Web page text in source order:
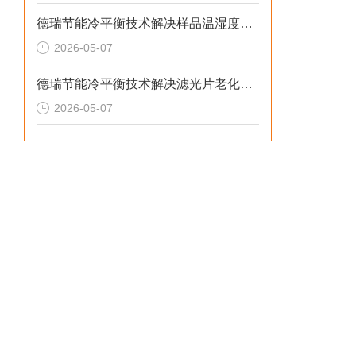
德瑞节能冷平衡技术解决样品温湿度失控与老化机理失真的2026选型标准
2026-05-07
德瑞节能冷平衡技术解决滤光片老化无预警与校准停机损失的2026选型标准
2026-05-07